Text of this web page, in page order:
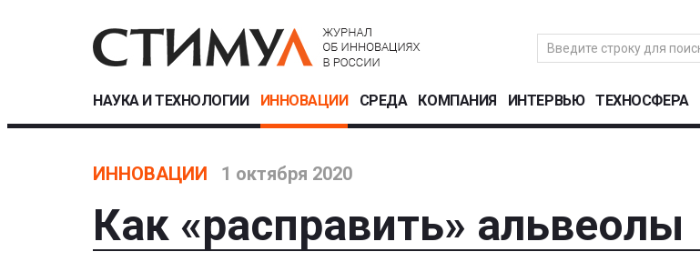
НАУКА И ТЕХНОЛОГИИ ИННОВАЦИИ СРЕДА КОМПАНИЯ ИНТЕРВЬЮ ТЕХНОСФЕРА
ИННОВАЦИИ 1 октября 2020
Как «расправить» альвеолы